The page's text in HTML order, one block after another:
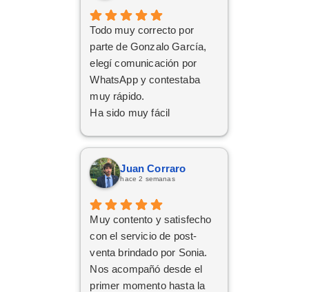
Todo muy correcto por
parte de Gonzalo García,
elegí comunicación por
WhatsApp y contestaba
muy rápido.
Ha sido muy fácil
Juan Corraro
hace 2 semanas
Muy contento y satisfecho
con el servicio de post-
venta brindado por Sonia.
Nos acompañó desde el
primer momento hasta la